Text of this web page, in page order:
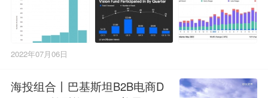
2022年07月06日
海投组合丨巴基斯坦B2B电商D